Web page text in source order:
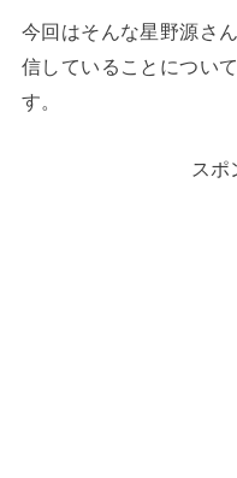
今回はそんな星野源さ
信していることについ
す。
スポ